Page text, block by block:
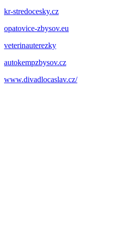
kr-stredocesky.cz
opatovice-zbysov.eu
veterinauterezky
autokempzbysov.cz
www.divadlocaslav.cz/